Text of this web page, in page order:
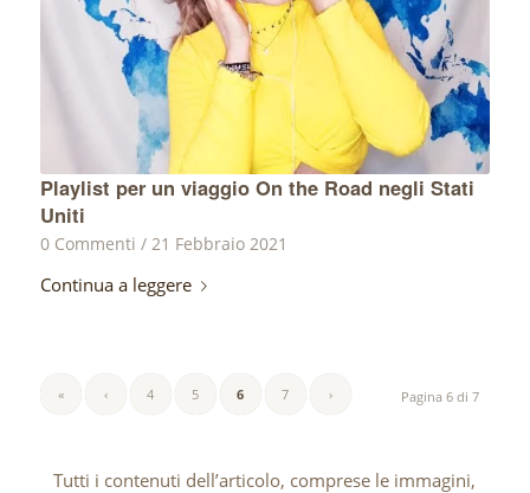
Playlist per un viaggio On the Road negli Stati
Uniti
0 Commenti / 21 Febbraio 2021
Continua a leggere
Pagina 6 di 7
« ‹ 4 5 6 7 ›
Tutti i contenuti dell’articolo, comprese le immagini,